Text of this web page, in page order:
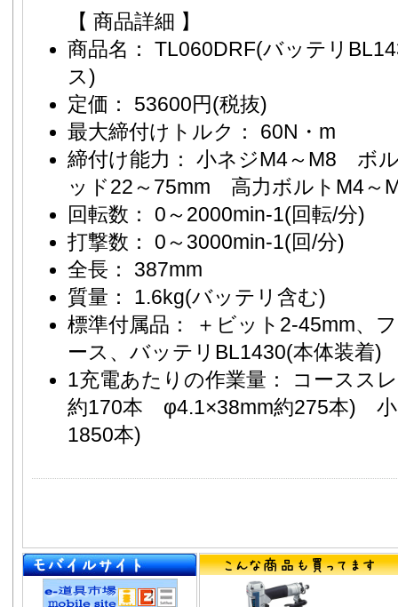
【 商品詳細 】
商品名： TL060DRF(バッテリ
ス)
定価： 53600円(税抜)
最大締付けトルク： 60N・m
締付け能力： 小ネジM4～M8 ボ
ッド22～75mm 高力ボルトM4～
回転数： 0～2000min-1(回転/分)
打撃数： 0～3000min-1(回/分)
全長： 387mm
質量： 1.6kg(バッテリ含む)
標準付属品： ＋ビット2-45mm、
ース、バッテリBL1430(本体装着)
1充電あたりの作業量： コースス
約170本 φ4.1×38mm約275本) 小
1850本)